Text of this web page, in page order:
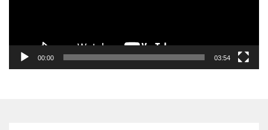
00:00 03:54